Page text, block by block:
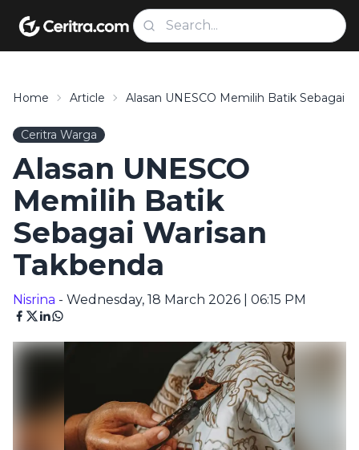
Home Article Alasan UNESCO Memilih Batik Sebagai
Ceritra Warga
Alasan UNESCO
Memilih Batik
Sebagai Warisan
Takbenda
Nisrina - Wednesday, 18 March 2026 | 06:15 PM